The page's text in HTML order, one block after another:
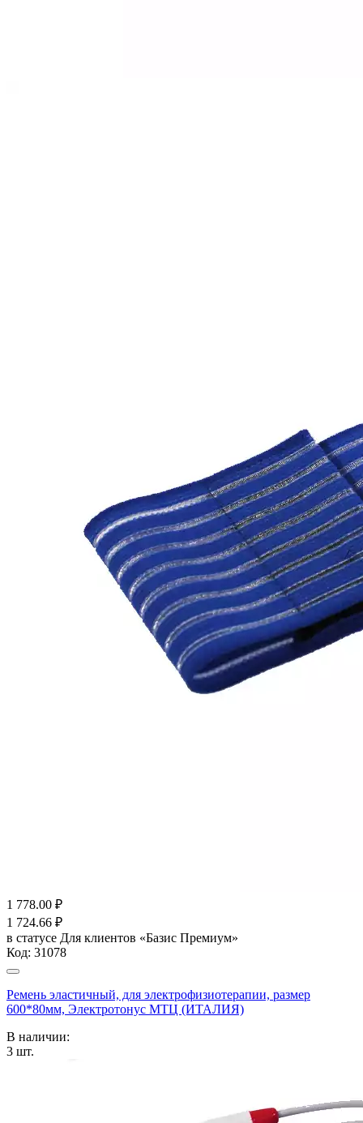
1 778.00 ₽
1 724.66 ₽
в статусе Для клиентов «Базис Премиум»
Код: 31078
Ремень эластичный, для электрофизиотерапии, размер
600*80мм, Электротонус МТЦ (ИТАЛИЯ)
В наличии:
3 шт.